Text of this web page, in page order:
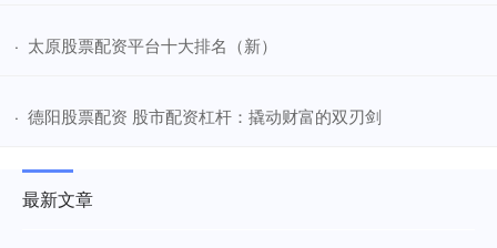
· ​太原股票配资平台十大排名（新）
· ​德阳股票配资 股市配资杠杆：撬动财富的双刃剑
最新文章